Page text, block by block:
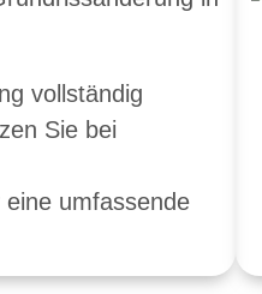
vollständig
Sie bei
umfassende